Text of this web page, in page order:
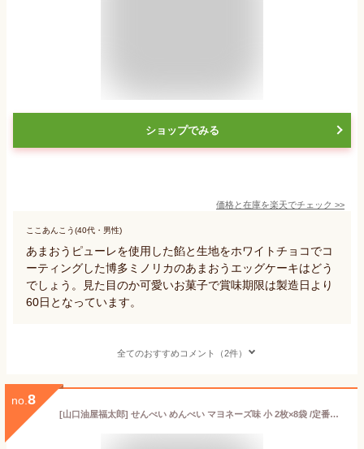
ショップでみる
価格と在庫を楽天でチェック >>
ここあんこう(40代・男性)
あまおうピューレを使用した餡と生地をホワイトチョコでコ
ーティングした博多ミノリカのあまおうエッグケーキはどう
でしょう。見た目のか可愛いお菓子で賞味期限は製造日より
60日となっています。
全てのおすすめコメント（2件）
no. 8
[山口油屋福太郎] せんべい めんべい マヨネーズ味 小 2枚×8袋 /定番お土産 福岡県 福岡土産 明太子 おせんべい お煎餅 おつまみ 九州 有名 お菓子